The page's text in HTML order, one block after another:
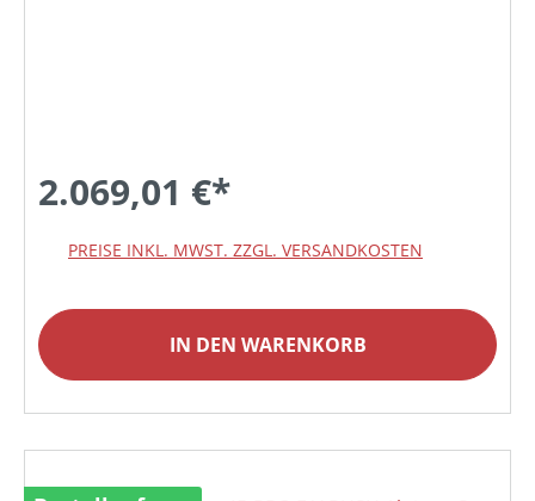
2.069,01 €*
PREISE INKL. MWST. ZZGL. VERSANDKOSTEN
IN DEN WARENKORB